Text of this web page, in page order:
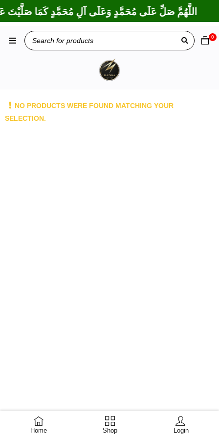
اللَّهُمَّ صَلِّ عَلَى مُحَمَّدٍ وَعَلَى آلِ مُحَمَّدٍ كَمَا صَلَّيْتَ
Home Shop Login
0
NO PRODUCTS WERE FOUND MATCHING YOUR
SELECTION.